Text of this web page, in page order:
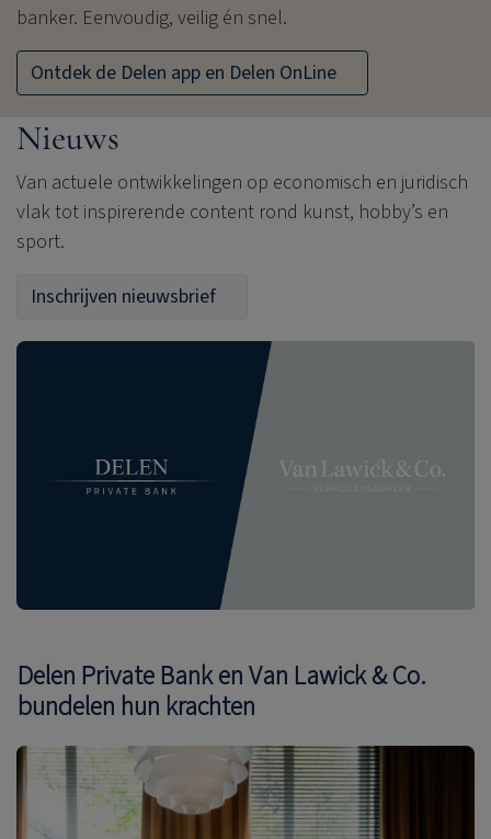
banker. Eenvoudig, veilig én snel.
Ontdek de Delen app en Delen OnLine
Nieuws
Van actuele ontwikkelingen op economisch en juridisch
vlak tot inspirerende content rond kunst, hobby’s en
sport.
Inschrijven nieuwsbrief
Delen Private Bank en Van Lawick & Co.
bundelen hun krachten